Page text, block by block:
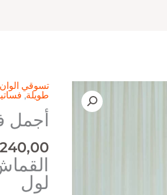
تسوقي
طويلة,
أجمل
240,00
لول